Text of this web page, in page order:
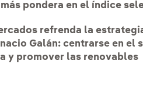
pondera en el índice
refrenda la
Galán: centrarse en
y promover las renovables